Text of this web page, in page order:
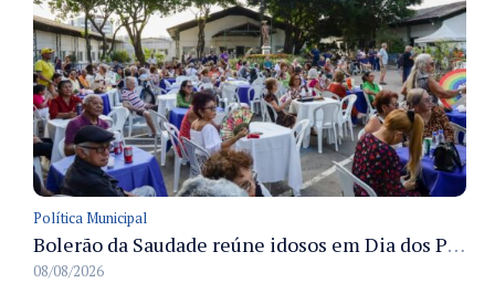
Política Municipal
Bolerão da Saudade reúne idosos em Dia dos Pais promovido pela Fundação Dr. Thomas em Manaus
08/08/2026